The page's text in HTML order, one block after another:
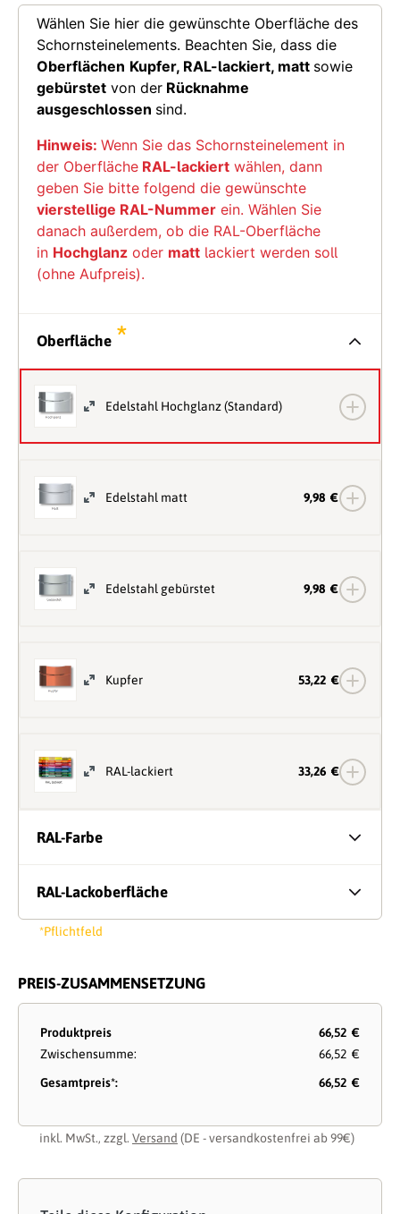
Wählen Sie hier die gewünschte Oberfläche des
Schornsteinelements. Beachten Sie, dass die
Oberflächen Kupfer, RAL-lackiert, matt sowie
gebürstet von der Rücknahme
ausgeschlossen sind.
Hinweis: Wenn Sie das Schornsteinelement in
der Oberfläche RAL-lackiert wählen, dann
geben Sie bitte folgend die gewünschte
vierstellige RAL-Nummer ein. Wählen Sie
danach außerdem, ob die RAL-Oberfläche
in Hochglanz oder matt lackiert werden soll
(ohne Aufpreis).
Oberfläche *
Edelstahl Hochglanz (Standard)
Edelstahl matt 9,98 €
Edelstahl gebürstet 9,98 €
Kupfer 53,22 €
RAL-lackiert 33,26 €
RAL-Farbe
RAL-Lackoberfläche
*Pflichtfeld
PREIS-ZUSAMMENSETZUNG
Produktpreis
66,52 €
Zwischensumme:
66,52 €
Gesamtpreis*:
66,52 €
inkl. MwSt., zzgl. Versand (DE - versandkostenfrei ab 99€)